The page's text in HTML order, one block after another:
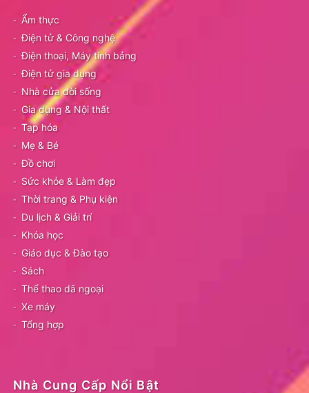
Ẩm thực
Điện tử & Công nghệ
Điện thoại, Máy tính bảng
Điện tử gia dụng
Nhà cửa đời sống
Gia dụng & Nội thất
Tạp hóa
Mẹ & Bé
Đồ chơi
Sức khỏe & Làm đẹp
Thời trang & Phụ kiện
Du lịch & Giải trí
Khóa học
Giáo dục & Đào tạo
Sách
Thể thao dã ngoại
Xe máy
Tổng hợp
Nhà Cung Cấp Nổi Bật